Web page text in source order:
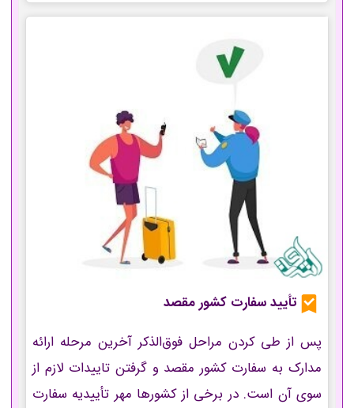
تأیید سفارت کشور مقصد
پس از طی کردن مراحل فوق‌الذکر آخرین مرحله ارائه
مدارک به سفارت کشور مقصد و گرفتن تاییدات لازم از
سوی آن است. در برخی از کشورها مهر تأییدیه سفارت